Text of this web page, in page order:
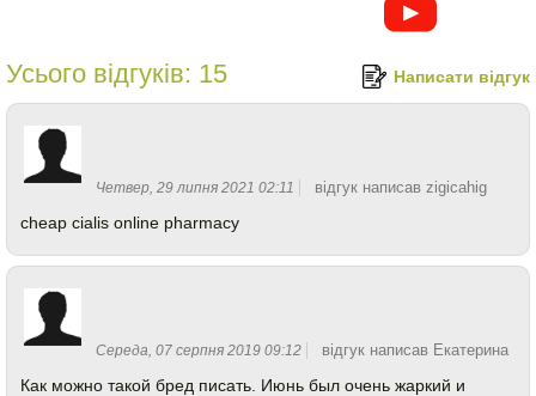
Усього відгуків: 15 Написати відгук
Четвер, 29 липня 2021 02:11 відгук написав zigicahig
cheap cialis online pharmacy
Середа, 07 серпня 2019 09:12 відгук написав Екатерина
Как можно такой бред писать. Июнь был очень жаркий и